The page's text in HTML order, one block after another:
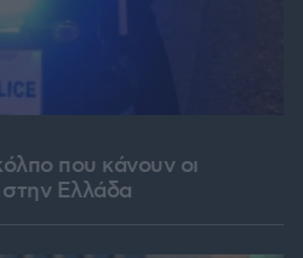
που κάνουν οι
Ελλάδα